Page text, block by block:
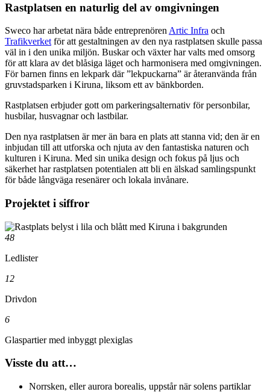
Rastplatsen en naturlig del av omgivningen
Sweco har arbetat nära både entreprenören Artic Infra och
Trafikverket för att gestaltningen av den nya rastplatsen skulle passa
väl in i den unika miljön. Buskar och växter har valts med omsorg
för att klara av det blåsiga läget och harmonisera med omgivningen.
För barnen finns en lekpark där ”lekpuckarna” är återanvända från
gruvstadsparken i Kiruna, liksom ett av bänkborden.
Rastplatsen erbjuder gott om parkeringsalternativ för personbilar,
husbilar, husvagnar och lastbilar.
Den nya rastplatsen är mer än bara en plats att stanna vid; den är en
inbjudan till att utforska och njuta av den fantastiska naturen och
kulturen i Kiruna. Med sin unika design och fokus på ljus och
säkerhet har rastplatsen potentialen att bli en älskad samlingspunkt
för både långväga resenärer och lokala invånare.
Projektet i siffror
48
Ledlister
12
Drivdon
6
Glaspartier med inbyggt plexiglas
Visste du att…
Norrsken, eller aurora borealis, uppstår när solens partiklar